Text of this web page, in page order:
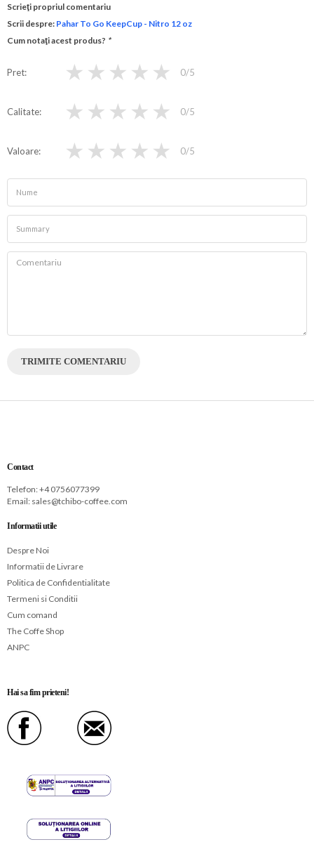
Scrieţi propriul comentariu
Scrii despre: Pahar To Go KeepCup - Nitro 12 oz
Cum notaţi acest produs? *
Pret ★ ★ ★ ★ ★ 0/5
Calitate ★ ★ ★ ★ ★ 0/5
Valoare ★ ★ ★ ★ ★ 0/5
TRIMITE COMENTARIU
Contact
Telefon: +4 0756077399
Email: sales@tchibo-coffee.com
Informatii utile
Despre Noi
Informatii de Livrare
Politica de Confidentialitate
Termeni si Conditii
Cum comand
The Coffe Shop
ANPC
Hai sa fim prieteni!